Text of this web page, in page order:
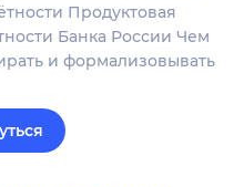
Продуктовая
Банка России Чем
и формализовывать